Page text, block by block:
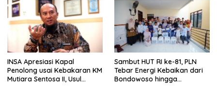
INSA Apresiasi Kapal
Penolong usai Kebakaran KM
Mutiara Sentosa II, Usul
Sambut HUT RI ke-81, PLN
Tebar Energi Kebaikan dari
Bondowoso hingga